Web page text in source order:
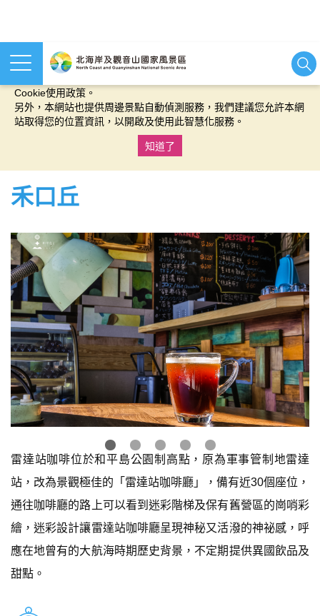
本網站使用cookies等相關技術以持續優化網站服務，並有助於為
Cookie使用政策。
另外，本網站也提供周邊景點自動偵測服務，我們建議您允許本網
站取得您的位置資訊，以開啟及使用此智慧化服務。
知道了
禾口丘
雷達站咖啡位於和平島公園制高點，原為軍事管制地雷達
站，改為景觀極佳的「雷達站咖啡廳」，備有近30個座位，
通往咖啡廳的路上可以看到迷彩階梯及保有舊營區的崗哨彩
繪，迷彩設計讓雷達站咖啡廳呈現神秘又活潑的神祕感，呼
應在地曾有的大航海時期歷史背景，不定期提供異國飲品及
甜點。